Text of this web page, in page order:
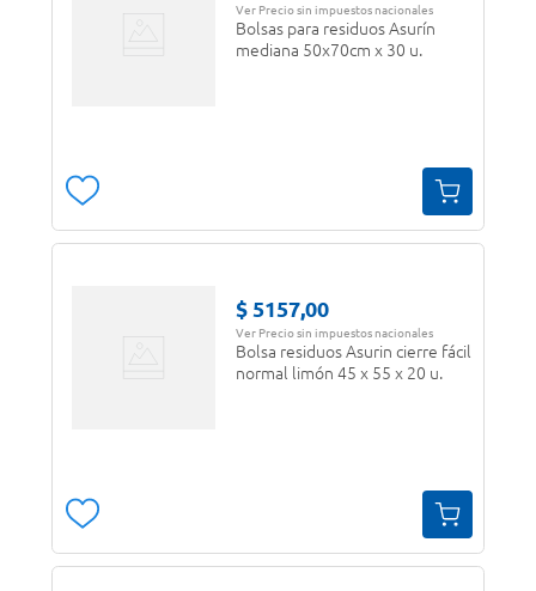
Ver Precio sin impuestos nacionales
Bolsas para residuos Asurín
mediana 50x70cm x 30 u.
$ 5157,00
Ver Precio sin impuestos nacionales
Bolsa residuos Asurin cierre fácil
normal limón 45 x 55 x 20 u.